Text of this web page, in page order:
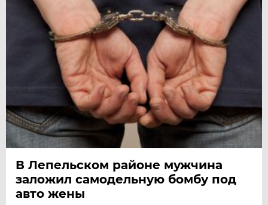
В Лепельском районе мужчина
заложил самодельную бомбу под
авто жены